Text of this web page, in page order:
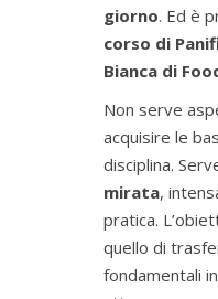
giorno. Ed è
corso di
Bianca di
Non serve
acquisire le
disciplina.
mirata,
pratica.
quello di
fondamentali